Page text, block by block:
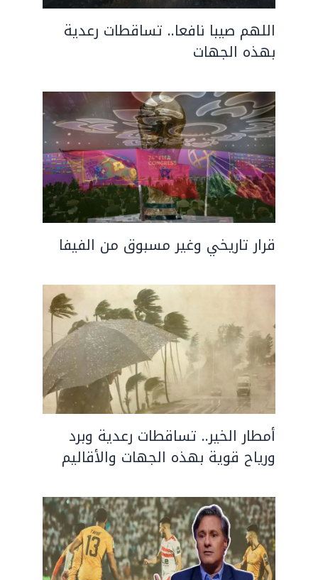
اللهم صيبا نافعا.. تساقطات رعدية
بهذه الجهات
قرار تاريخي وغير مسبوق من الفيفا
أمطار الخير.. تساقطات رعدية وبرد
ورياح قوية بهذه الجهات والأقاليم